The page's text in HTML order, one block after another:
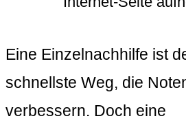
Eine Einzelnachhilfe ist
schnellste Weg, die
verbessern. Doch eine